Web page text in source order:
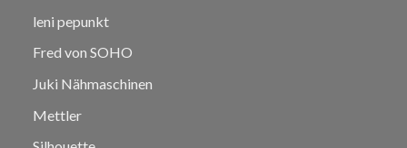
leni pepunkt
Fred von SOHO
Juki Nähmaschinen
Mettler